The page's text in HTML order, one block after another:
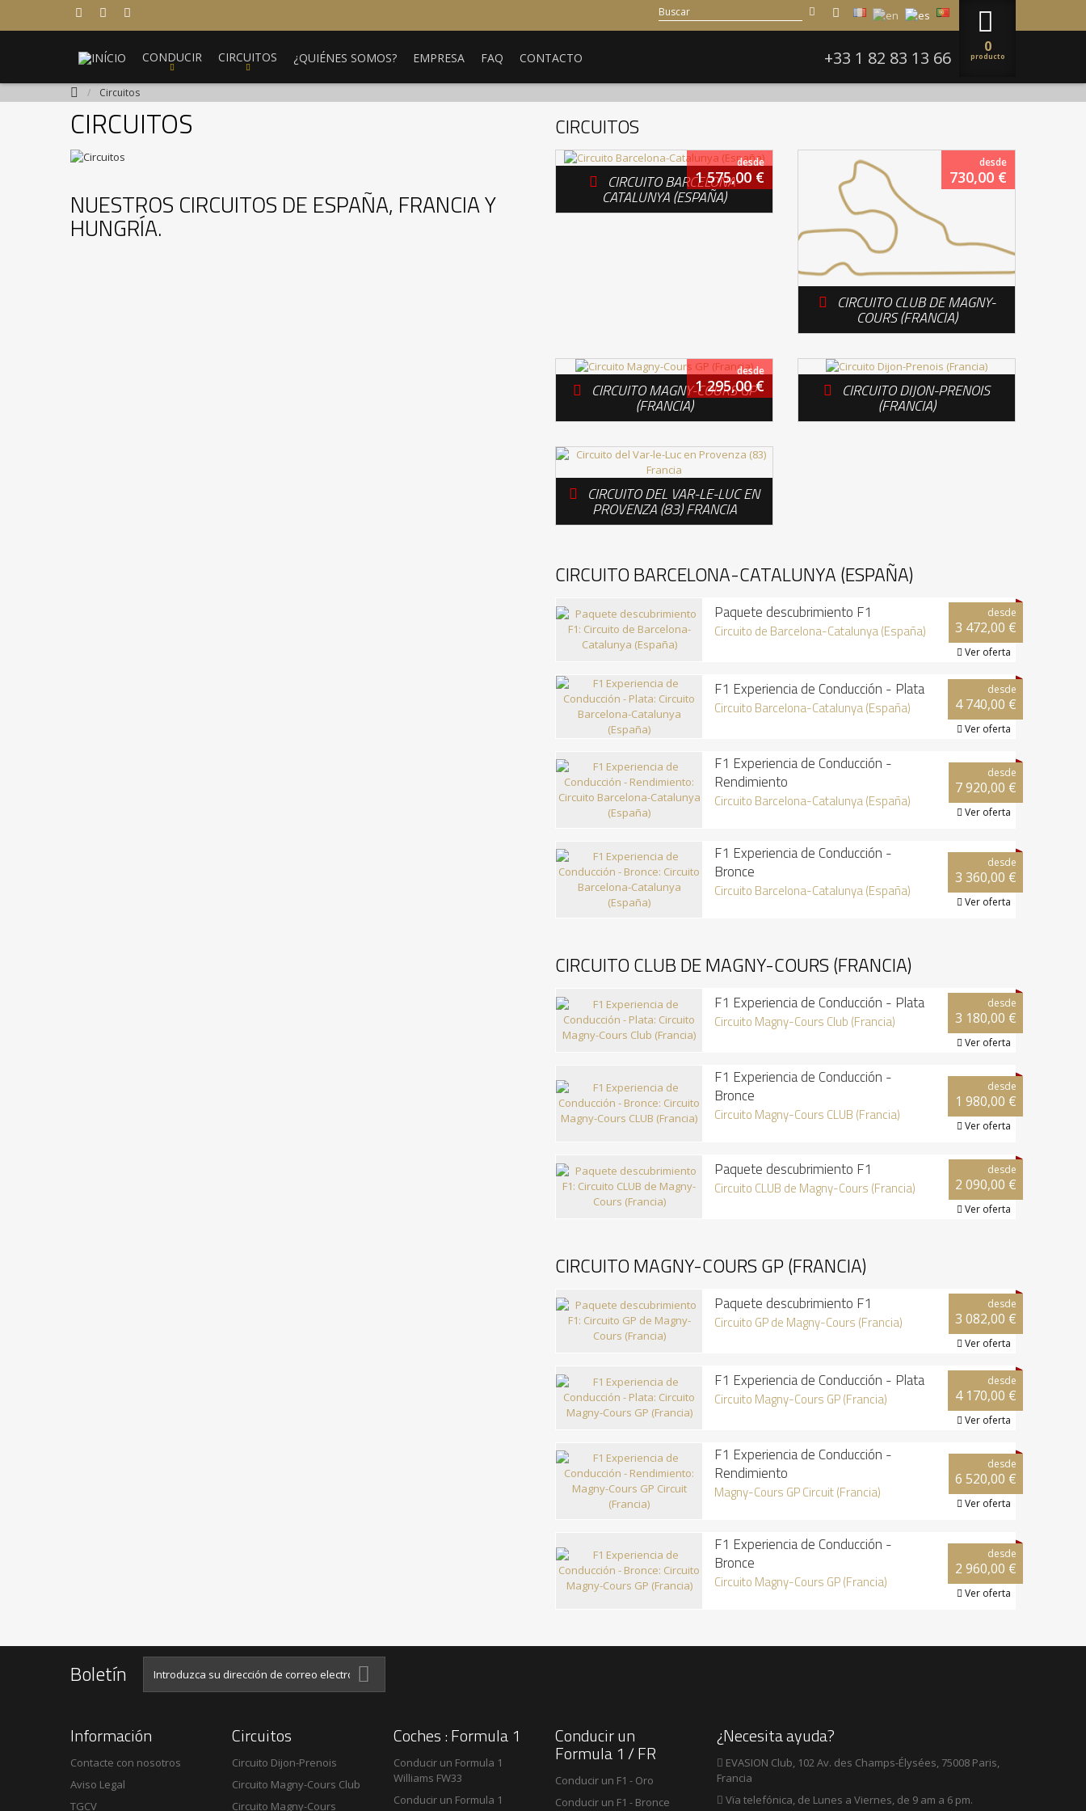
  
0
producto
CONDUCIR CIRCUITOS ¿QUIÉNES SOMOS? EMPRESA FAQ CONTACTO +33 1 82 83 13 66
/ Circuitos
CIRCUITOS
NUESTROS CIRCUITOS DE ESPAÑA, FRANCIA Y
HUNGRÍA.
CIRCUITOS
desde
1 575,00 €
 CIRCUITO BARCELONA-
CATALUNYA (ESPAÑA)
desde
730,00 €
 CIRCUITO CLUB DE MAGNY-
COURS (FRANCIA)
desde
1 295,00 €
 CIRCUITO MAGNY-COURS GP
(FRANCIA)
 CIRCUITO DIJON-PRENOIS
(FRANCIA)
 CIRCUITO DEL VAR-LE-LUC EN
PROVENZA (83) FRANCIA
CIRCUITO BARCELONA-CATALUNYA (ESPAÑA)
Paquete descubrimiento F1
Circuito de Barcelona-Catalunya (España)
desde
3 472,00 €
 Ver oferta
F1 Experiencia de Conducción - Plata
Circuito Barcelona-Catalunya (España)
desde
4 740,00 €
 Ver oferta
F1 Experiencia de Conducción -
Rendimiento
Circuito Barcelona-Catalunya (España)
desde
7 920,00 €
 Ver oferta
F1 Experiencia de Conducción -
Bronce
Circuito Barcelona-Catalunya (España)
desde
3 360,00 €
 Ver oferta
CIRCUITO CLUB DE MAGNY-COURS (FRANCIA)
F1 Experiencia de Conducción - Plata
Circuito Magny-Cours Club (Francia)
desde
3 180,00 €
 Ver oferta
F1 Experiencia de Conducción -
Bronce
Circuito Magny-Cours CLUB (Francia)
desde
1 980,00 €
 Ver oferta
Paquete descubrimiento F1
Circuito CLUB de Magny-Cours (Francia)
desde
2 090,00 €
 Ver oferta
CIRCUITO MAGNY-COURS GP (FRANCIA)
Paquete descubrimiento F1
Circuito GP de Magny-Cours (Francia)
desde
3 082,00 €
 Ver oferta
F1 Experiencia de Conducción - Plata
Circuito Magny-Cours GP (Francia)
desde
4 170,00 €
 Ver oferta
F1 Experiencia de Conducción -
Rendimiento
Magny-Cours GP Circuit (Francia)
desde
6 520,00 €
 Ver oferta
F1 Experiencia de Conducción -
Bronce
Circuito Magny-Cours GP (Francia)
desde
2 960,00 €
 Ver oferta
Boletín
Información
Contacte con nosotros
Aviso Legal
TGCV
Circuitos
Circuito Dijon-Prenois
Circuito Magny-Cours Club
Circuito Magny-Cours
Coches : Formula 1
Conducir un Formula 1
Williams FW33
Conducir un Formula 1
Conducir un
Formula 1 / FR
Conducir un F1 - Oro
Conducir un F1 - Bronce
¿Necesita ayuda?
 EVASION Club, 102 Av. des Champs-Élysées, 75008 Paris,
Francia
 Vïa telefónica, de Lunes a Viernes, de 9 am a 6 pm.